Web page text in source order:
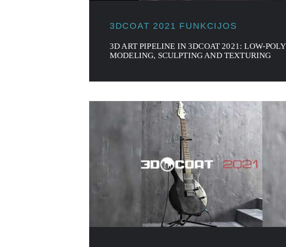
3DCOAT 2021 FUNKCIJOS
3D ART PIPELINE IN 3DCOAT 2021: LOW-POLY
MODELING, SCULPTING AND TEXTURING